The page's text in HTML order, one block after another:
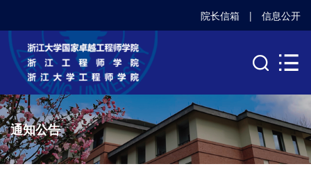
院长信箱 | 信息公开
通知公告